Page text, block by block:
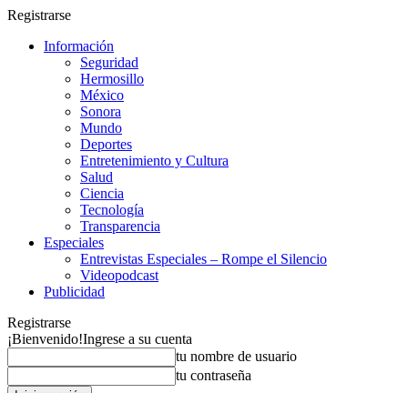
Registrarse
Información
Seguridad
Hermosillo
México
Sonora
Mundo
Deportes
Entretenimiento y Cultura
Salud
Ciencia
Tecnología
Transparencia
Especiales
Entrevistas Especiales – Rompe el Silencio
Videopodcast
Publicidad
Registrarse
¡Bienvenido!Ingrese a su cuenta
tu nombre de usuario
tu contraseña